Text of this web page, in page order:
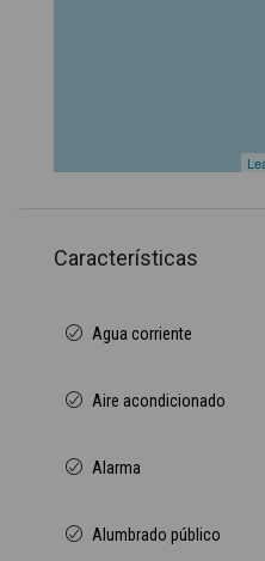
Características
Agua corriente
Aire acondicionado
Alarma
Alumbrado público